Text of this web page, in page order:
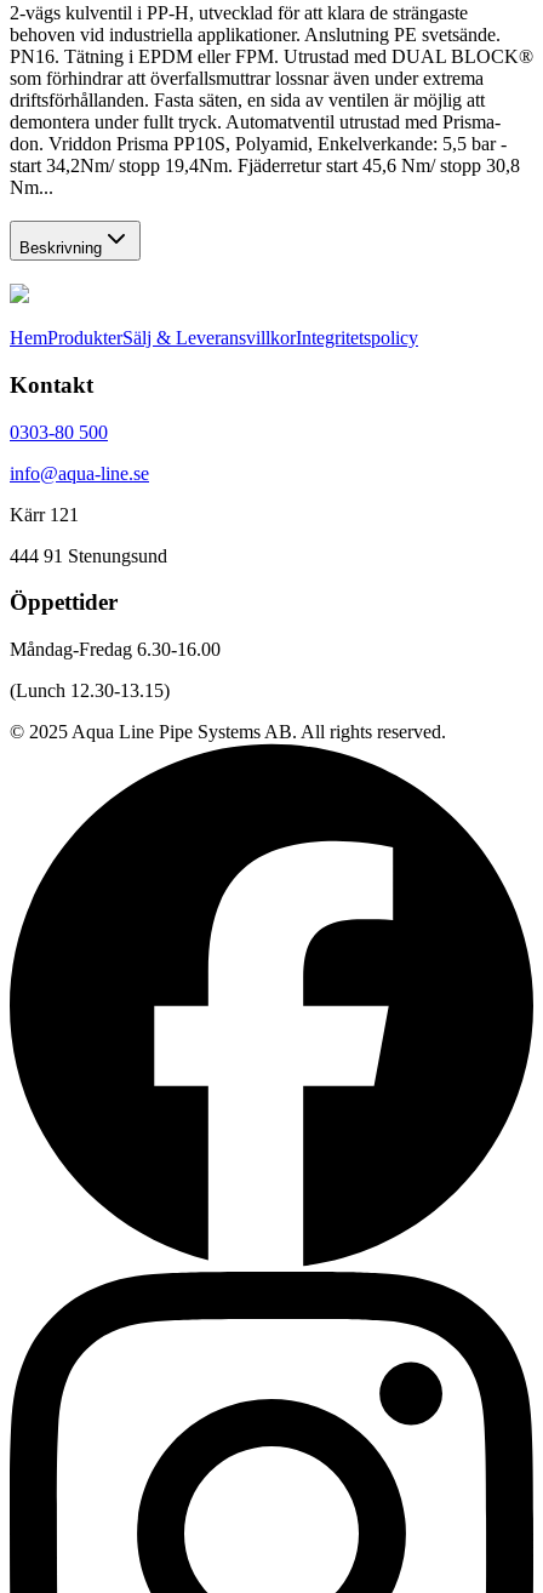
2-vägs kulventil i PP-H, utvecklad för att klara de strängaste
behoven vid industriella applikationer. Anslutning PE svetsände.
PN16. Tätning i EPDM eller FPM. Utrustad med DUAL BLOCK®
som förhindrar att överfallsmuttrar lossnar även under extrema
driftsförhållanden. Fasta säten, en sida av ventilen är möjlig att
demontera under fullt tryck. Automatventil utrustad med Prisma-
don. Vriddon Prisma PP10S, Polyamid, Enkelverkande: 5,5 bar -
start 34,2Nm/ stopp 19,4Nm. Fjäderretur start 45,6 Nm/ stopp 30,8
Nm...
Beskrivning
HemProdukterSälj & LeveransvillkorIntegritetspolicy
Kontakt
0303-80 500
info@aqua-line.se
Kärr 121
444 91 Stenungsund
Öppettider
Måndag-Fredag 6.30-16.00
(Lunch 12.30-13.15)
© 2025 Aqua Line Pipe Systems AB. All rights reserved.